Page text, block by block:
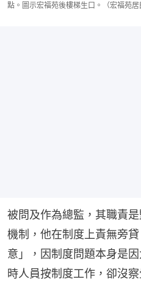
點。圖示宏福苑後樓梯生口。（宏福苑居
被問及作為總監，其職責
機制，他在制度上責無旁
意」，因制度問題本身是
時人員按制度工作，卻沒